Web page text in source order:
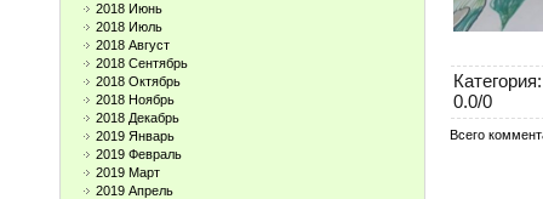
2018 Июнь
2018 Июль
2018 Август
2018 Сентябрь
2018 Октябрь
2018 Ноябрь
2018 Декабрь
2019 Январь
2019 Февраль
2019 Март
2019 Апрель
Категория:
0.0/0
Всего